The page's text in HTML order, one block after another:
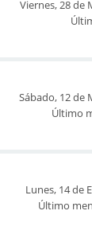
Viernes, 28 de
Sábado, 12 de
Último
Lunes, 14 de
Último